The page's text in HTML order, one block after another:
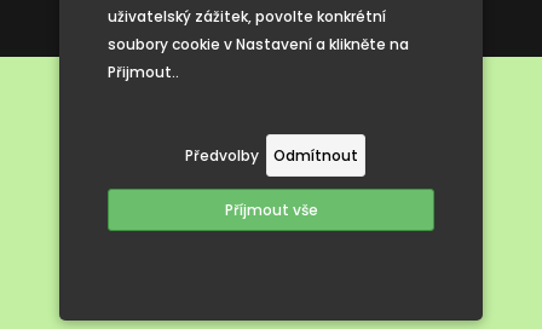
uživatelský zážitek, povolte konkrétní
soubory cookie v Nastavení a klikněte na
Přijmout..
Předvolby Odmítnout
Příjmout vše
Tvorba webových stránek